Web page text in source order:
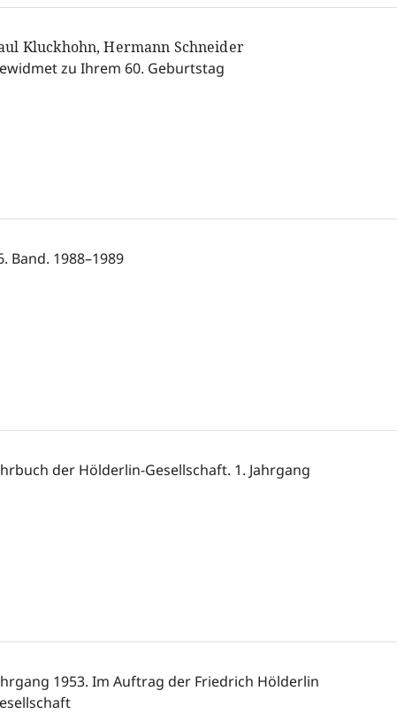
Kluckhohn, Hermann Schneider
zu Ihrem 60. Geburtstag
Band. 1988–1989
der Hölderlin-Gesellschaft. 1. Jahrgang
1953. Im Auftrag der Friedrich Hölderlin